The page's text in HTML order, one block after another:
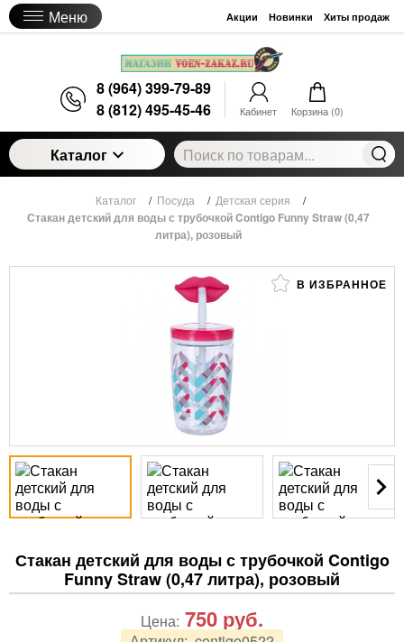
Меню Акции Новинки Хиты продаж
8 (964) 399-79-89
8 (812) 495-45-46
Кабинет Корзина (0)
Каталог
Каталог / Посуда / Детская серия /
Стакан детский для воды с трубочкой Contigo Funny Straw (0,47
литра), розовый
В ИЗБРАННОЕ
Стакан детский для воды с трубочкой Contigo
Funny Straw (0,47 литра), розовый
Цена: 750 руб.